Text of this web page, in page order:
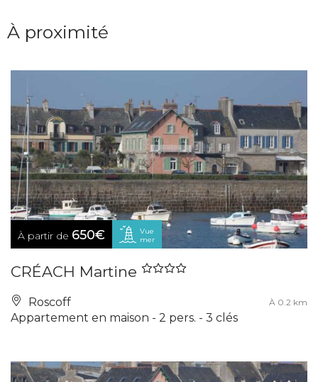
À proximité
À partir de 650€
Vue
mer
CRÉACH Martine
Roscoff À 0.2 km
Appartement en maison - 2 pers. - 3 clés